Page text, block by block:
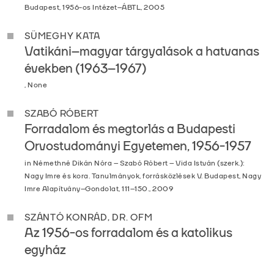
Budapest, 1956-os Intézet–ÁBTL, 2005
SÜMEGHY KATA
Vatikáni–magyar tárgyalások a hatvanas
években (1963–1967)
, None
SZABÓ RÓBERT
Forradalom és megtorlás a Budapesti
Orvostudományi Egyetemen, 1956-1957
in Némethné Dikán Nóra – Szabó Róbert – Vida István (szerk.):
Nagy Imre és kora. Tanulmányok, forrásközlések V. Budapest, Nagy
Imre Alapítvány–Gondolat, 111–150., 2009
SZÁNTÓ KONRÁD, DR. OFM
Az 1956-os forradalom és a katolikus
egyház